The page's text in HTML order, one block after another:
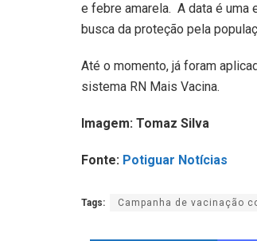
e febre amarela. A data é uma
busca da proteção pela
Até o momento, já foram
sistema RN Mais Vacina.
Imagem: Tomaz Silva
Fonte: Potiguar Notícias
Tags: Campanha de vacinação